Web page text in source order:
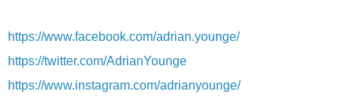
https://www.facebook.com/adrian.younge/
https://twitter.com/AdrianYounge
https://www.instagram.com/adrianyounge/